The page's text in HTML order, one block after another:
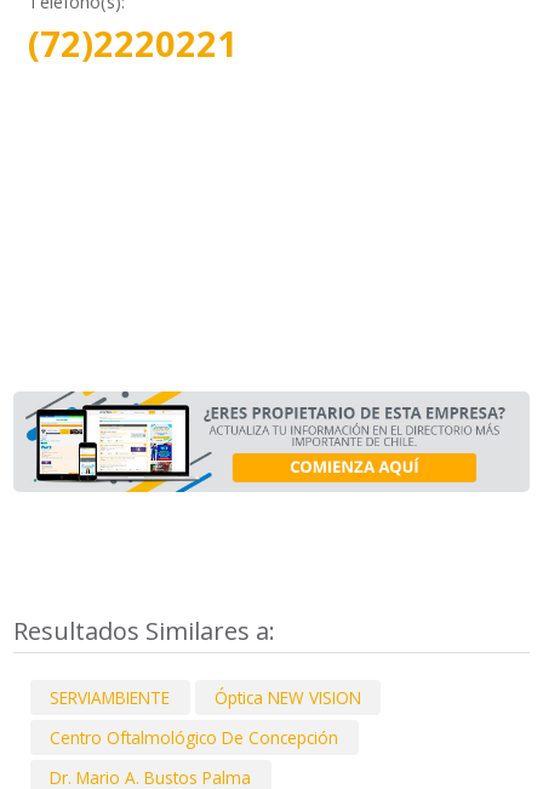
(72)2220221
Resultados Similares a:
SERVIAMBIENTE
Óptica NEW VISION
Centro Oftalmológico De Concepción
Dr. Mario A. Bustos Palma